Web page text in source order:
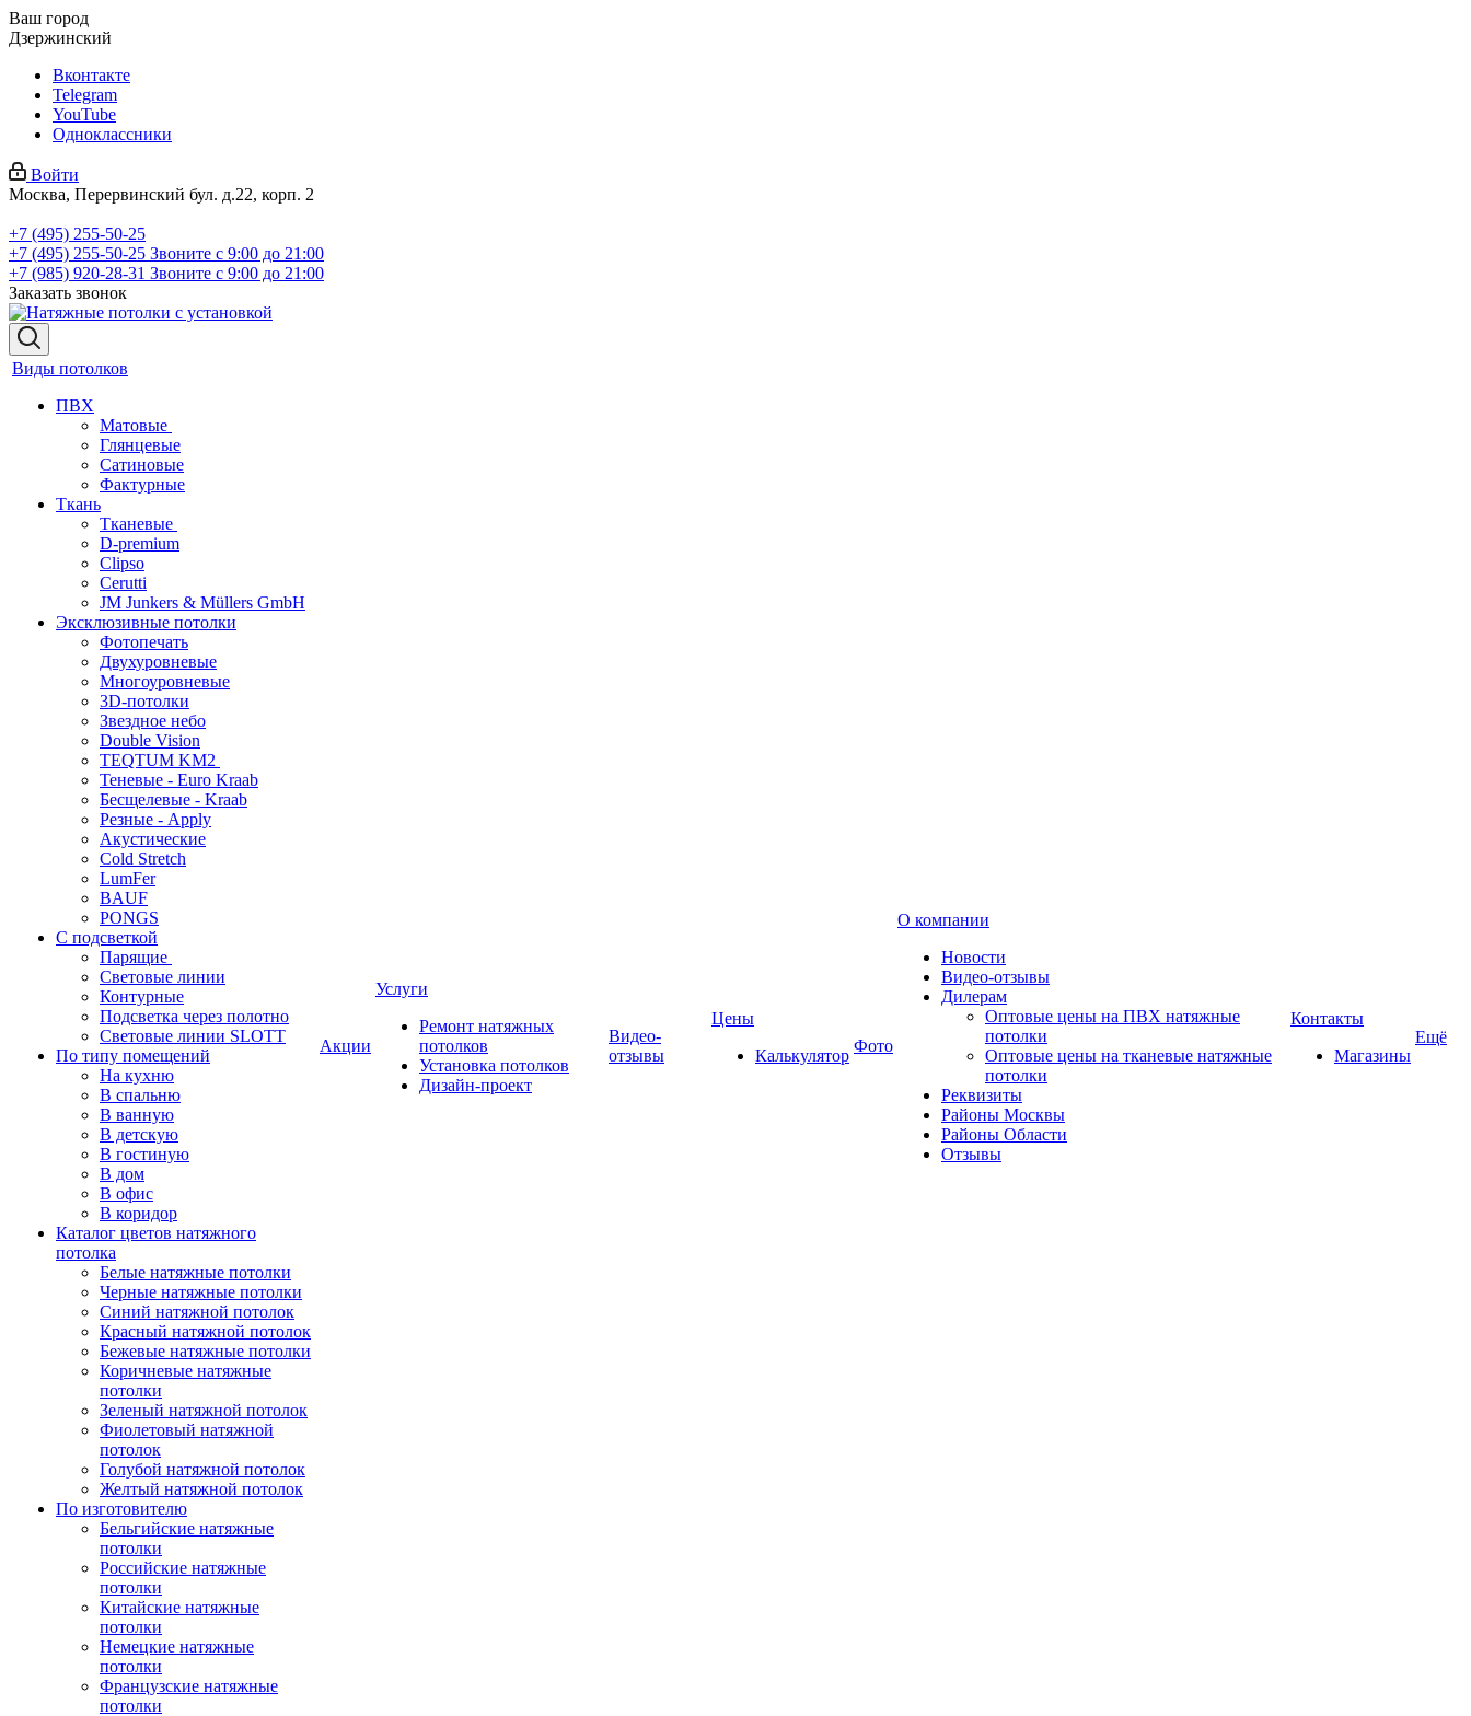
Ваш город
Дзержинский
Вконтакте
Telegram
YouTube
Одноклассники
Войти
Москва, Перервинский бул. д.22, корп. 2
+7 (495) 255-50-25
+7 (495) 255-50-25 Звоните с 9:00 до 21:00
+7 (985) 920-28-31 Звоните с 9:00 до 21:00
Заказать звонок
Виды потолков
ПВХ
Матовые
Глянцевые
Сатиновые
Фактурные
Ткань
Тканевые
D-premium
Clipso
Cerutti
JM Junkers & Müllers GmbH
Эксклюзивные потолки
Фотопечать
Двухуровневые
Многоуровневые
3D-потолки
Звездное небо
Double Vision
TEQTUM KM2
Теневые - Euro Kraab
Бесщелевые - Kraab
Резные - Apply
Акустические
Cold Stretch
LumFer
BAUF
PONGS
С подсветкой
Парящие
Световые линии
Контурные
Подсветка через полотно
Световые линии SLOTT
По типу помещений
На кухню
В спальню
В ванную
В детскую
В гостиную
В дом
В офис
В коридор
Каталог цветов натяжного
потолка
Белые натяжные потолки
Черные натяжные потолки
Синий натяжной потолок
Красный натяжной потолок
Бежевые натяжные потолки
Коричневые натяжные
потолки
Зеленый натяжной потолок
Фиолетовый натяжной
потолок
Голубой натяжной потолок
Желтый натяжной потолок
По изготовителю
Бельгийские натяжные
потолки
Российские натяжные
потолки
Китайские натяжные
потолки
Немецкие натяжные
потолки
Французские натяжные
потолки
Акции
Услуги
Ремонт натяжных
потолков
Установка потолков
Дизайн-проект
Видео-
отзывы
Цены
Калькулятор
Фото
О компании
Новости
Видео-отзывы
Дилерам
Оптовые цены на ПВХ натяжные
потолки
Оптовые цены на тканевые натяжные
потолки
Реквизиты
Районы Москвы
Районы Области
Отзывы
Контакты
Магазины
Ещё